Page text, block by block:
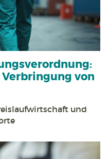
von
und